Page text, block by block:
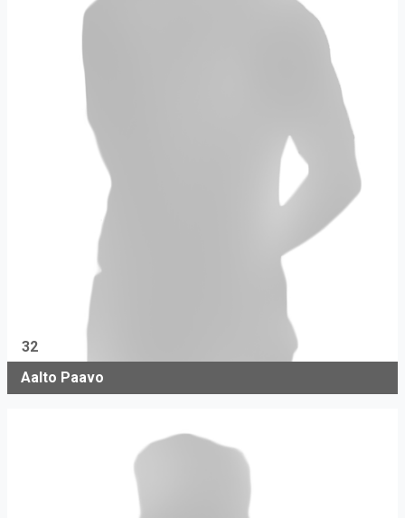
32
Aalto Paavo